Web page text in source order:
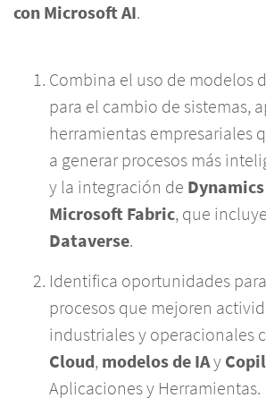
con Microsoft AI.
Combina el uso de modelos
para el cambio de sistemas,
herramientas empresariales
a generar procesos más
y la integración de
Microsoft Fabric, que incluye
Dataverse.
Identifica oportunidades
procesos que mejoren
industriales y operacionales
Cloud, modelos de IAy
Aplicaciones y Herramientas.